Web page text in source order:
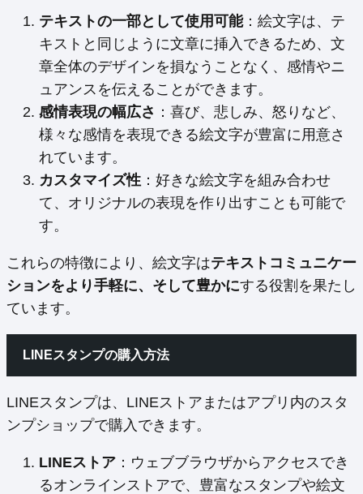
テキストの一部として使用可能：絵文字は、テ
キストと同じように文章に挿入できるため、文
章全体のデザインを損なうことなく、感情やニ
ュアンスを伝えることができます。
感情表現の幅広さ ：喜び、悲しみ、怒りなど、
様々な感情を表現できる絵文字が豊富に用意さ
れています。
カスタマイズ性 ：好きな絵文字を組み合わせ
て、オリジナルの表現を作り出すことも可能で
す。
これらの特徴により、絵文字はテキストコミュニケー
ションをより手軽に、そして豊かにする役割を果たし
ています。
LINEスタンプの購入方法
LINEスタンプは、LINEストアまたはアプリ内のスタ
ンプショップで購入できます。
LINEストア ：ウェブブラウザからアクセスでき
るオンラインストアで、豊富なスタンプや絵文